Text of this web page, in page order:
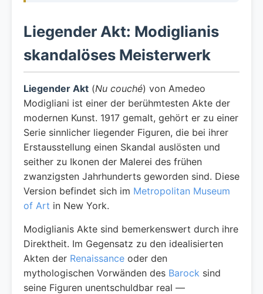
Liegender Akt: Modiglianis
skandalöses Meisterwerk
Liegender Akt (Nu couché) von Amedeo
Modigliani ist einer der berühmtesten Akte der
modernen Kunst. 1917 gemalt, gehört er zu einer
Serie sinnlicher liegender Figuren, die bei ihrer
Erstausstellung einen Skandal auslösten und
seither zu Ikonen der Malerei des frühen
zwanzigsten Jahrhunderts geworden sind. Diese
Version befindet sich im Metropolitan Museum
of Art in New York.
Modiglianis Akte sind bemerkenswert durch ihre
Direktheit. Im Gegensatz zu den idealisierten
Akten der Renaissance oder den
mythologischen Vorwänden des Barock sind
seine Figuren unentschuldbar real —